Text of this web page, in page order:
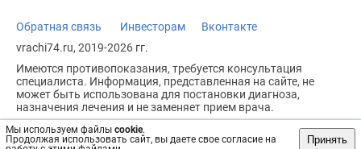
Мы используем файлы cookie.
Продолжая использовать сайт, вы даете свое согласие на
Принять
Обратная связь Инвесторам
Вконтакте
vrachi74.ru, 2019-2026 гг.
Имеются противопоказания, требуется консультация
специалиста. Информация, представленная на сайте, не
может быть использована для постановки диагноза,
назначения лечения и не заменяет прием врача.
Возрастное ограничение: 18+